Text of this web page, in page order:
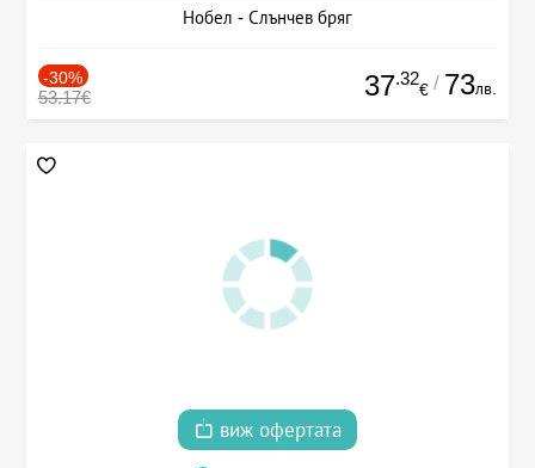
Нобел - Слънчев бряг
-30%
53.17€ 37.32
€ / 73лв.
виж офертата